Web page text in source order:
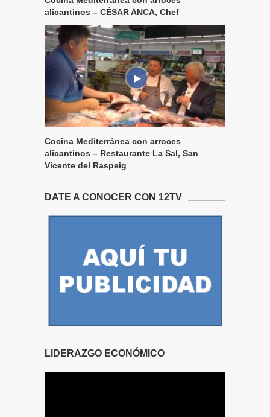
alicantinos – CÉSAR ANCA, Chef
Cocina Mediterránea con arroces
alicantinos – Restaurante La Sal, San
Vicente del Raspeig
DATE A CONOCER CON 12TV
LIDERAZGO ECONÓMICO